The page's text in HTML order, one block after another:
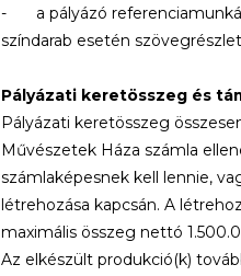
-
a pályázó
színdarab esetén
Pályázati keretösszeg és
Pályázati keretösszeg
Művészetek Háza számla
számlaképesnek kell lennie,
létrehozása kapcsán. A
maximális összeg nettó
Az elkészült produkció(k)